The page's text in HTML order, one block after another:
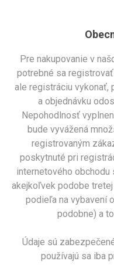
Pre nakupovanie v
potrebné sa
ale registráciu vykonať,
a objednávku
Nepohodlnosť
bude vyvážená
registrovaným
poskytnuté pri
internetového obchodu
akejkoľvek podobe
podieľa na vybavení
podobne) a
Údaje sú
používajú sa iba